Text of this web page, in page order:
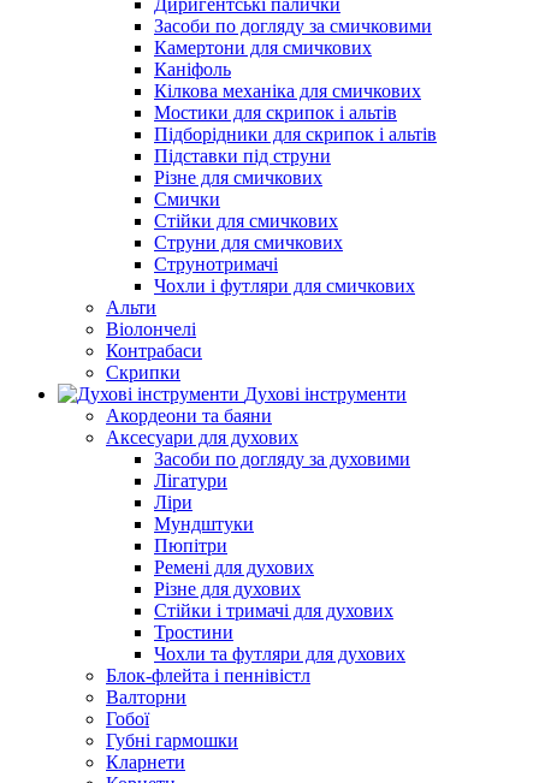
Диригентські палички
Засоби по догляду за смичковими
Камертони для смичкових
Каніфоль
Кілкова механіка для смичкових
Мостики для скрипок і альтів
Підборiдники для скрипок і альтів
Підставки під струни
Різне для смичкових
Смички
Стійки для смичкових
Струни для смичкових
Струнотримачі
Чохли і футляри для смичкових
Альти
Віолончелі
Контрабаси
Скрипки
Духові інструменти
Акордеони та баяни
Аксесуари для духових
Засоби по догляду за духовими
Лігатури
Ліри
Мундштуки
Пюпітри
Ремені для духових
Різне для духових
Стійки і тримачі для духових
Тростини
Чохли та футляри для духових
Блок-флейта і пеннівістл
Валторни
Гобої
Губні гармошки
Кларнети